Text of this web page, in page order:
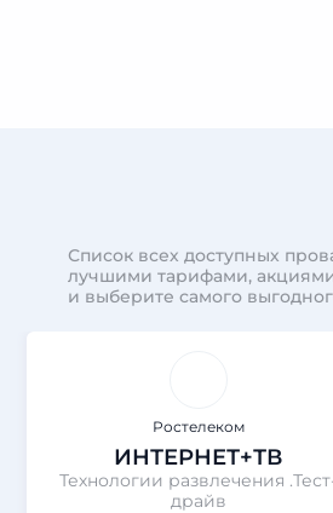
Список всех доступных
лучшими тарифами,
и выберите самого
Ростелеком
ИНТЕРНЕТ+ТВ
Технологии развлечения
драйв